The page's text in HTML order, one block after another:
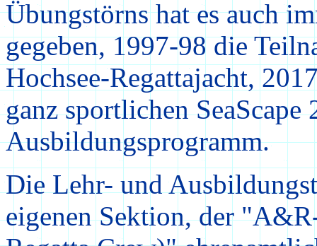
Übungstörns hat es auch
gegeben, 1997-98 die
Hochsee-Regattajacht,
ganz sportlichen SeaScape
Ausbildungsprogramm.
Die Lehr- und
eigenen Sektion, der